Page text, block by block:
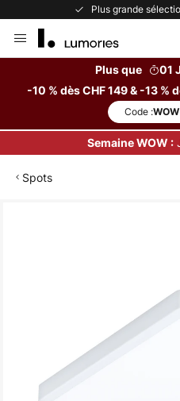
Plus grande
Allez
au
Plus que
01
-10 % dès CHF 149 & -13 %
Code :WOW
Semaine WOW :
Spots